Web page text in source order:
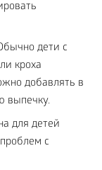
дети с
кроха
добавлять в
выпечку.
для детей
с